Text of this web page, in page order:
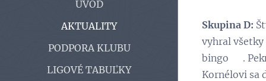
ÚVOD
AKTUALITY
PODPORA KLUBU
LIGOVÉ TABUĽKY
Skupina D:
vyhral všetky
bingo 💪.
Kornélovi sa